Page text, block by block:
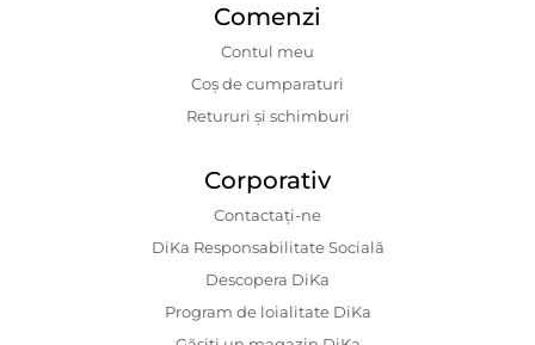
Comenzi
Contul meu
Coș de cumparaturi
Retururi și schimburi
Corporativ
Contactaţi-ne
DiKa Responsabilitate Socială
Descopera DiKa
Program de loialitate DiKa